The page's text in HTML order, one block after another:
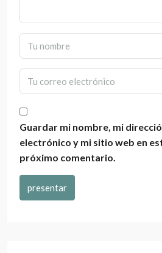
Guardar mi nombre, mi
electrónico y mi sitio web en
próximo comentario.
presentar